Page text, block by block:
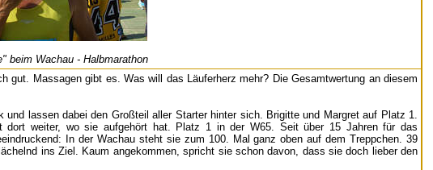
beim Wachau - Halbmarathon
Massagen gibt es. Was will das Läuferherz mehr? Die Gesamtwertung an diesem
lassen dabei den Großteil aller Starter hinter sich. Brigitte und Margret auf Platz 1.
dort weiter, wo sie aufgehört hat. Platz 1 in der W65. Seit über 15 Jahren für das
In der Wachau steht sie zum 100. Mal ganz oben auf dem Treppchen. 39
ins Ziel. Kaum angekommen, spricht sie schon davon, dass sie doch lieber den